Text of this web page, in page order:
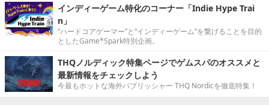
インディーゲーム特化のコーナー「Indie Hype Trai
n」
“ハードコアゲーマー”と“インディーゲーム”を繋げることを目的
としたGame*Spark特別企画。
THQノルディック特集ページでゲムスパのオススメと
最新情報をチェックしよう
今最もホットな海外パブリッシャー THQ Nordicを徹底特集！